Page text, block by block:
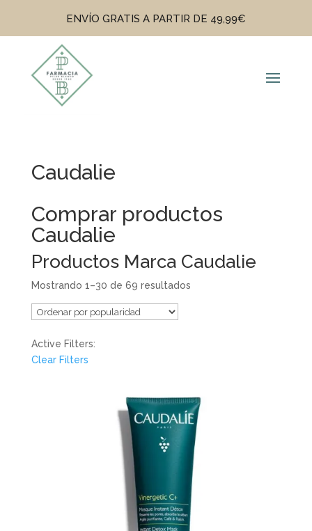
ENVÍO GRATIS A PARTIR DE 49,99€
Caudalie
Comprar productos
Caudalie
Productos Marca Caudalie
Mostrando 1–30 de 69 resultados
Active Filters:
Clear Filters